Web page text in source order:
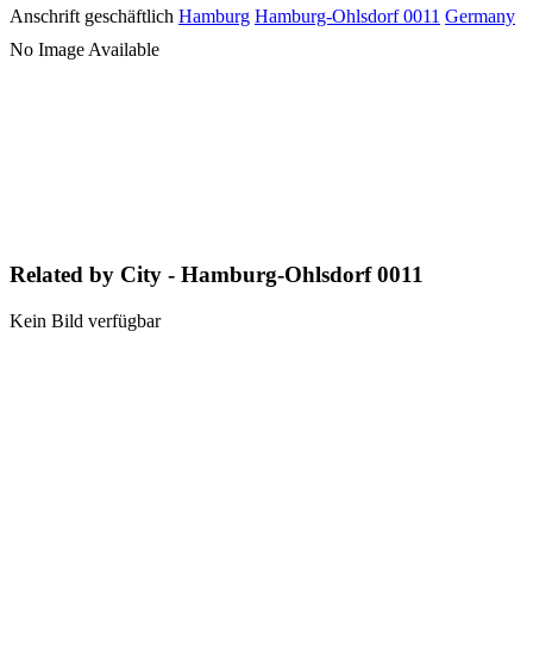
Anschrift geschäftlich Hamburg Hamburg-Ohlsdorf 0011 Germany
No Image Available
Related by City - Hamburg-Ohlsdorf 0011
Kein Bild verfügbar